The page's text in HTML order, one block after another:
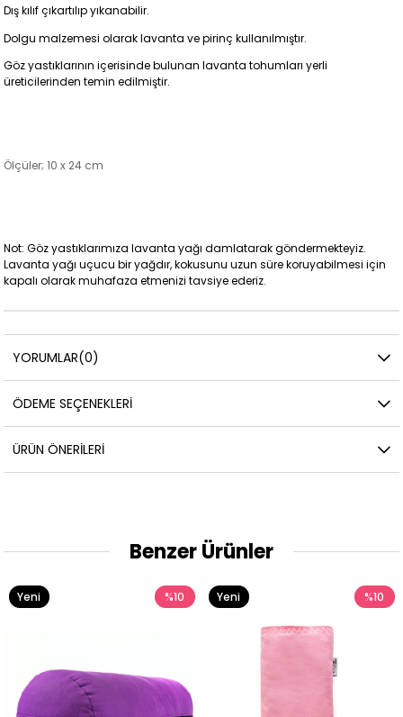
Dış kılıf çıkartılıp yıkanabilir.
Dolgu malzemesi olarak lavanta ve pirinç kullanılmıştır.
Göz yastıklarının içerisinde bulunan lavanta tohumları yerli
üreticilerinden temin edilmiştir.
Ölçüler; 10 x 24 cm
Not: Göz yastıklarımıza lavanta yağı damlatarak göndermekteyiz.
Lavanta yağı uçucu bir yağdır, kokusunu uzun süre koruyabilmesi için
kapalı olarak muhafaza etmenizi tavsiye ederiz.
YORUMLAR(0)
ÖDEME SEÇENEKLERI
ÜRÜN ÖNERILERI
Benzer Ürünler
%10
Yeni
%10
Yeni